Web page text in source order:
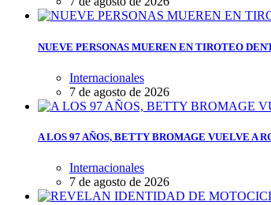
NUEVE PERSONAS MUEREN EN TIROTEO
Internacionales
7 de agosto de 2026
A LOS 97 AÑOS, BETTY BROMAGE VUELVE A
Internacionales
7 de agosto de 2026